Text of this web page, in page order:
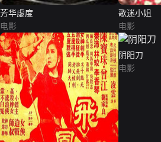
芳华虚度
电影
歌迷小姐
电影
阴阳刀
电影